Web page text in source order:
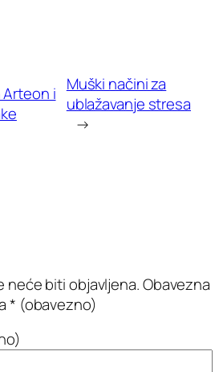
Arteon i Muški načini za
ublažavanje stresa
→
neće biti objavljena.Obavezna
* (obavezno)